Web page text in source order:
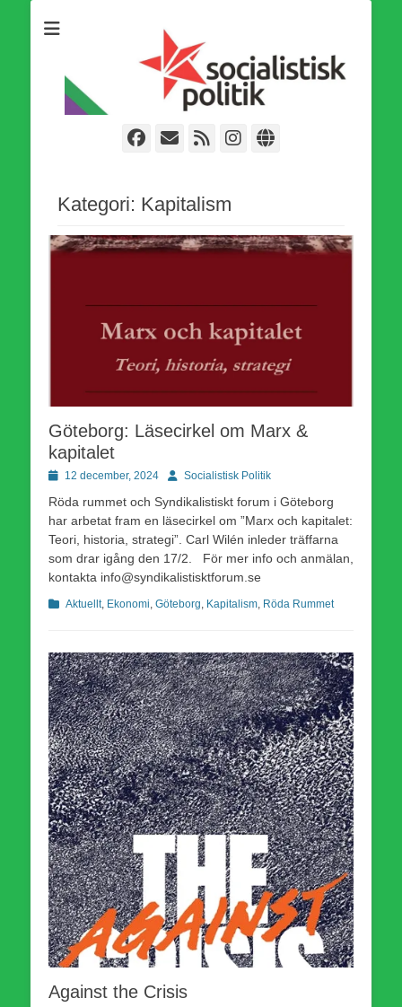
världsomfattande socialistiska Fjärde Internationalen och en viktig
tillgång i kampen för en socialistisk framtid!
Facebook
E-
Webbflöde
Instagram
Webbplats
Kategori: Kapitalism
Göteborg: Läsecirkel om Marx &
kapitalet
Publicerad
12 december, 2024 Författare
Socialistisk Politik
Röda rummet och Syndikalistiskt forum i Göteborg
har arbetat fram en läsecirkel om ”Marx och kapitalet:
Teori, historia, strategi”. Carl Wilén inleder träffarna
som drar igång den 17/2. För mer info och anmälan,
kontakta info@syndikalistisktforum.se
Kategorier
Aktuellt, Ekonomi, Göteborg, Kapitalism, Röda Rummet
Against the Crisis